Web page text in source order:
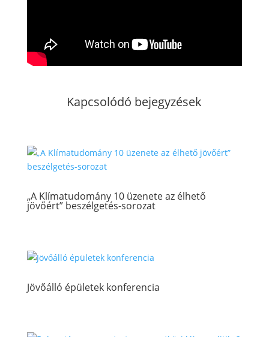
Kapcsolódó bejegyzések
„A Klímatudomány 10 üzenete az élhető
jövőért” beszélgetés-sorozat
Jövőálló épületek konferencia